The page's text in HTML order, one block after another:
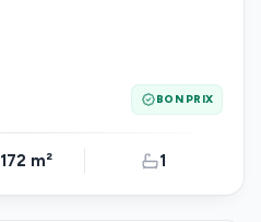
BON PRIX
172 m² 1